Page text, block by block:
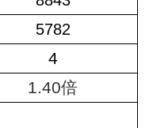
5782
4
1.40倍